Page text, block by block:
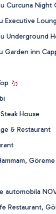
Curcuna Night
Executive
Underground
Garden inn
House
& Restaurant
Göreme
automobila
Restaurant,